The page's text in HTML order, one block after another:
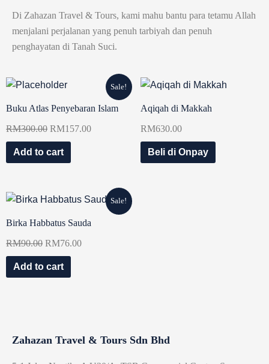
Di Zahazan Travel & Tours, kami mahu bantu para tetamu Allah
menjalani perjalanan yang penuh tarbiyah dan penuh
penghayatan di Tanah Suci.
Buku Atlas Penyebaran Islam
Sale!
RM300.00
Original
was:
RM300.00.
RM157.00
Current
RM157.00.
Add to cart
Aqiqah di Makkah
RM630.00
Beli di Onpay
Birka Habbatus Sauda
Sale!
RM90.00
Original
RM90.00.
RM76.00
Current
RM76.00.
Add to cart
Zahazan Travel & Tours Sdn Bhd